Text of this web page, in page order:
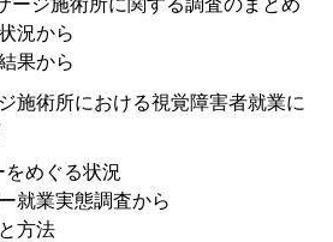
ジ施術所に関する調査のまとめ
況から
果から
施術所における視覚障害者就業に
めぐる状況
就業実態調査から
方法